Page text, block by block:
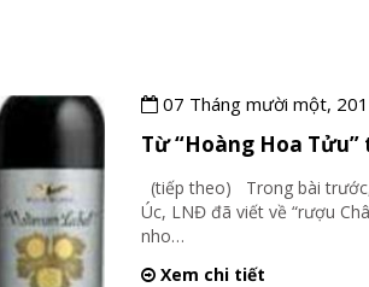
07 Tháng mười một,
Từ “Hoàng Hoa
(tiếp theo) Trong bài
Úc, LNĐ đã viết về “rượu
nho…
Xem chi tiết